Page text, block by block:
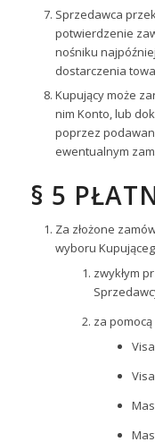
Sprzedawca
potwierdzenie
nośniku
dostarczenia
Kupujący może
nim Konto, lub
poprzez
ewentualnym
§ 5
Za złożone
wyboru
zwykłym
za
Visa